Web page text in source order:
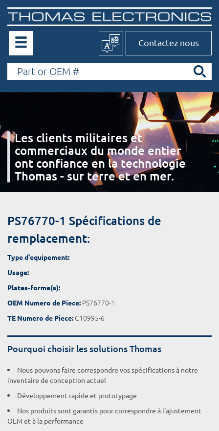
Contactez nous
Les clients militaires et
commerciaux du monde entier
ont confiance en la technologie
Thomas - sur terre et en mer.
PS76770-1 Spécifications de
remplacement:
Type d'equipement:
Usage:
Plates-forme(s):
OEM Numero de Piece: PS76770-1
TE Numero de Piece: C10995-6
Pourquoi choisir les solutions Thomas
Nous pouvons faire correspondre vos spécifications à notre
inventaire de conception actuel
Développement rapide et prototypage
Nos produits sont garantis pour correspondre à l'ajustement
OEM et à la performance